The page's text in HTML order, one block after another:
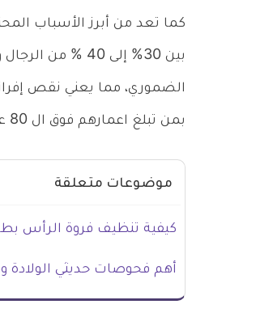
كما تعد من أبرز الأسباب
الضموري، مما يعني نقص
بمن تبلغ اعمارهم فوق ال 80 عام.
موضوعات متعلقة
كيفية تنظيف فروة الرأس
أهم فحوصات حديثي الولادة